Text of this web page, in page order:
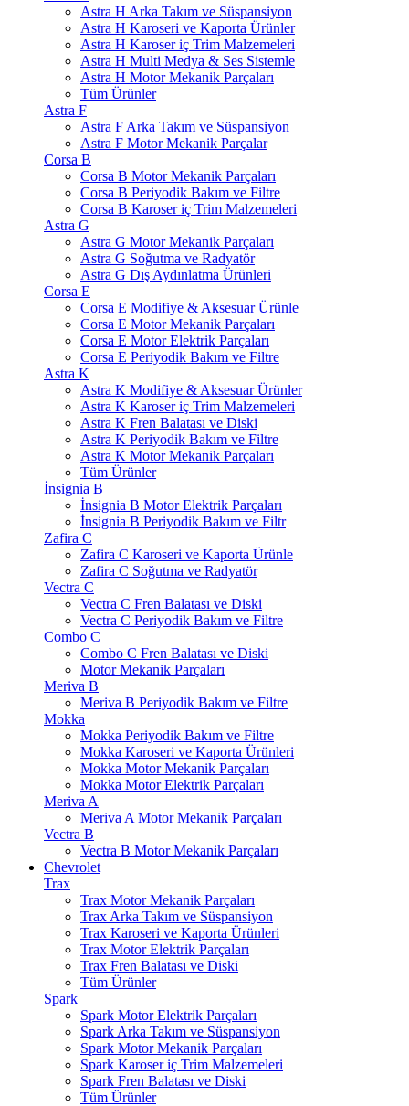
Astra H Arka Takım ve Süspansiyon
Astra H Karoseri ve Kaporta Ürünler
Astra H Karoser iç Trim Malzemeleri
Astra H Multi Medya & Ses Sistemle
Astra H Motor Mekanik Parçaları
Tüm Ürünler
Astra F
Astra F Arka Takım ve Süspansiyon
Astra F Motor Mekanik Parçalar
Corsa B
Corsa B Motor Mekanik Parçaları
Corsa B Periyodik Bakım ve Filtre
Corsa B Karoser iç Trim Malzemeleri
Astra G
Astra G Motor Mekanik Parçaları
Astra G Soğutma ve Radyatör
Astra G Dış Aydınlatma Ürünleri
Corsa E
Corsa E Modifiye & Aksesuar Ürünle
Corsa E Motor Mekanik Parçaları
Corsa E Motor Elektrik Parçaları
Corsa E Periyodik Bakım ve Filtre
Astra K
Astra K Modifiye & Aksesuar Ürünler
Astra K Karoser iç Trim Malzemeleri
Astra K Fren Balatası ve Diski
Astra K Periyodik Bakım ve Filtre
Astra K Motor Mekanik Parçaları
Tüm Ürünler
İnsignia B
İnsignia B Motor Elektrik Parçaları
İnsignia B Periyodik Bakım ve Filtr
Zafira C
Zafira C Karoseri ve Kaporta Ürünle
Zafira C Soğutma ve Radyatör
Vectra C
Vectra C Fren Balatası ve Diski
Vectra C Periyodik Bakım ve Filtre
Combo C
Combo C Fren Balatası ve Diski
Motor Mekanik Parçaları
Meriva B
Meriva B Periyodik Bakım ve Filtre
Mokka
Mokka Periyodik Bakım ve Filtre
Mokka Karoseri ve Kaporta Ürünleri
Mokka Motor Mekanik Parçaları
Mokka Motor Elektrik Parçaları
Meriva A
Meriva A Motor Mekanik Parçaları
Vectra B
Vectra B Motor Mekanik Parçaları
Chevrolet
Trax
Trax Motor Mekanik Parçaları
Trax Arka Takım ve Süspansiyon
Trax Karoseri ve Kaporta Ürünleri
Trax Motor Elektrik Parçaları
Trax Fren Balatası ve Diski
Tüm Ürünler
Spark
Spark Motor Elektrik Parçaları
Spark Arka Takım ve Süspansiyon
Spark Motor Mekanik Parçaları
Spark Karoser iç Trim Malzemeleri
Spark Fren Balatası ve Diski
Tüm Ürünler